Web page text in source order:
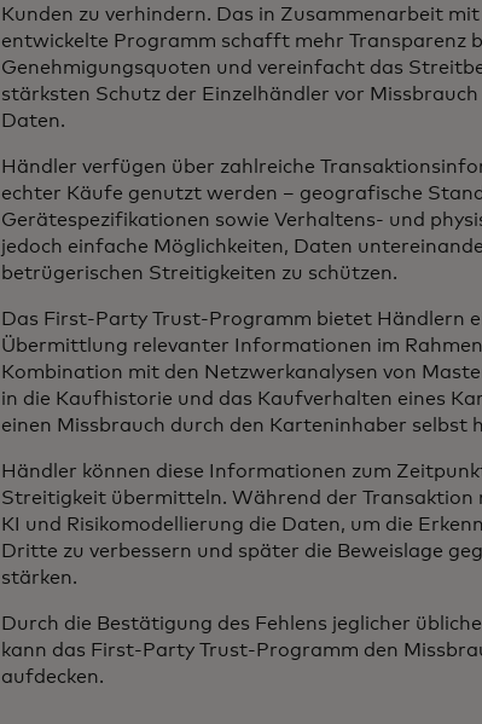
Kunden zu verhindern. Das in Zusammenarbeit
entwickelte Programm schafft mehr Transparenz
Genehmigungsquoten und vereinfacht das
stärksten Schutz der Einzelhändler vor
Daten.
Händler verfügen über zahlreiche
echter Käufe genutzt werden – geografische
Gerätespezifikationen sowie Verhaltens- und
jedoch einfache Möglichkeiten, Daten
betrügerischen Streitigkeiten zu schützen.
Das First-Party Trust-Programm bietet Händlern
Übermittlung relevanter Informationen im
Kombination mit den Netzwerkanalysen von
in die Kaufhistorie und das Kaufverhalten eines
einen Missbrauch durch den Karteninhaber selbst
Händler können diese Informationen zum
Streitigkeit übermitteln. Während der
KI und Risikomodellierung die Daten, um die
Dritte zu verbessern und später die Beweislage
stärken.
Durch die Bestätigung des Fehlens jeglicher
kann das First-Party Trust-Programm den
aufdecken.